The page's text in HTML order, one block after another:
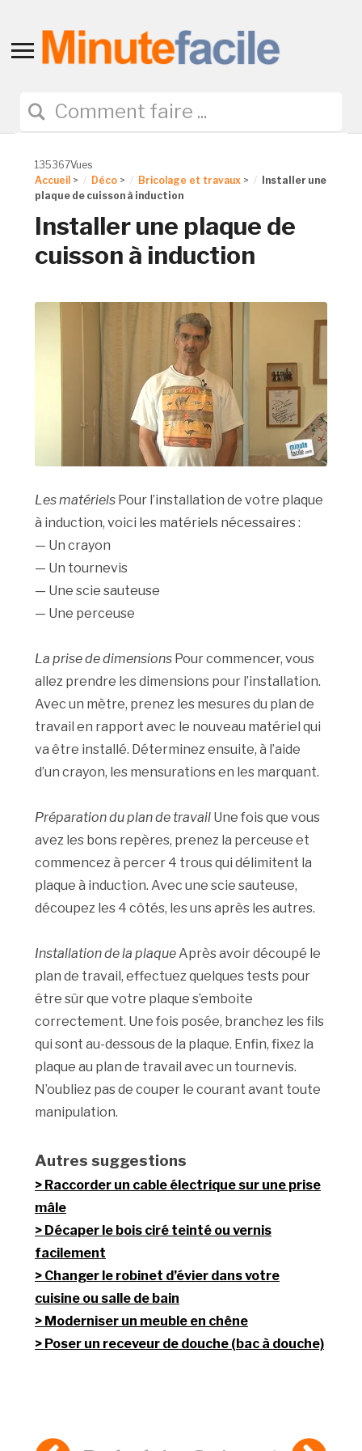
Toggle
navigation
135367Vues
Accueil > Déco > Bricolage et travaux >
Installer une
plaque de cuisson à induction
Installer une plaque de
cuisson à induction
Les matériels Pour l’installation de votre plaque
à induction, voici les matériels nécessaires :
— Un crayon
— Un tournevis
— Une scie sauteuse
— Une perceuse
La prise de dimensions Pour commencer, vous
allez prendre les dimensions pour l’installation.
Avec un mètre, prenez les mesures du plan de
travail en rapport avec le nouveau matériel qui
va être installé. Déterminez ensuite, à l’aide
d’un crayon, les mensurations en les marquant.
Préparation du plan de travail Une fois que vous
avez les bons repères, prenez la perceuse et
commencez à percer 4 trous qui délimitent la
plaque à induction. Avec une scie sauteuse,
découpez les 4 côtés, les uns après les autres.
Installation de la plaqueAprès avoir découpé le
plan de travail, effectuez quelques tests pour
être sûr que votre plaque s’emboite
correctement. Une fois posée, branchez les fils
qui sont au-dessous de la plaque. Enfin, fixez la
plaque au plan de travail avec un tournevis.
N’oubliez pas de couper le courant avant toute
manipulation.
Autres suggestions
Raccorder un cable électrique sur une prise
mâle
Décaper le bois ciré teinté ou vernis
facilement
Changer le robinet d’évier dans votre
cuisine ou salle de bain
Moderniser un meuble en chêne
Poser un receveur de douche (bac à douche)